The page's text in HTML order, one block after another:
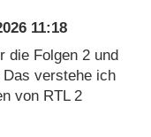
11:18
die Folgen 2 und
verstehe ich
von RTL 2